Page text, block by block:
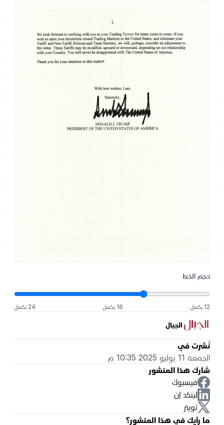
حجم الخط
12 بكسل 16 بكسل 24 بكسل
الجبال
نُشرت في
الجمعة 11 يوليو 2025 10:35 م
شارك هذا المنشور
فيسبوك
لينكد إن
تويتر
ما رأيك في هذا المنشور؟